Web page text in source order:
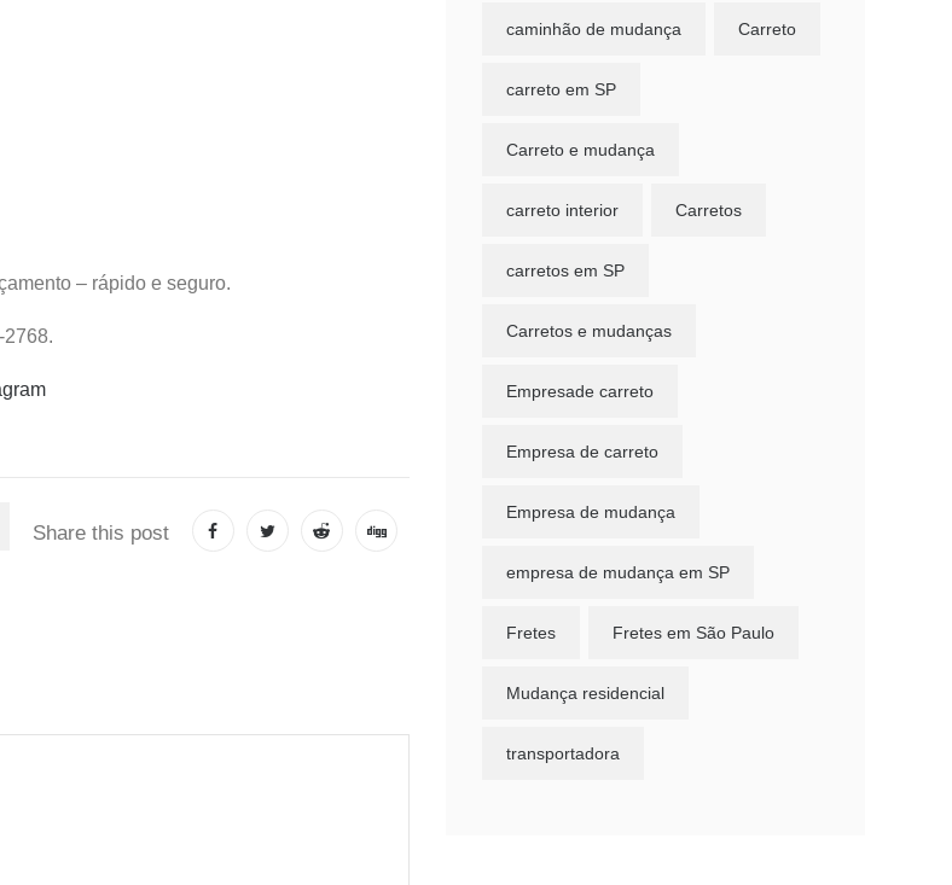
– rápido e seguro.
2768.
Share this post
caminhão de mudança Carreto
carreto em SP
Carreto e mudança
carreto interior Carretos
carretos em SP
Carretos e mudanças
Empresade carreto
Empresa de carreto
Empresa de mudança
empresa de mudança em SP
Fretes Fretes em São Paulo
Mudança residencial
transportadora